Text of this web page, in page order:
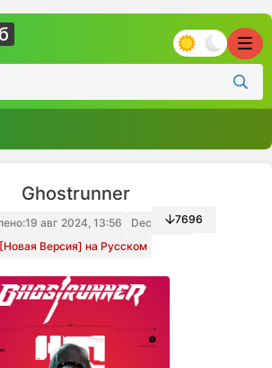
Ghostrunner
19 авг 2024, 13:56
Decepticon
Версия] на Русском
7696